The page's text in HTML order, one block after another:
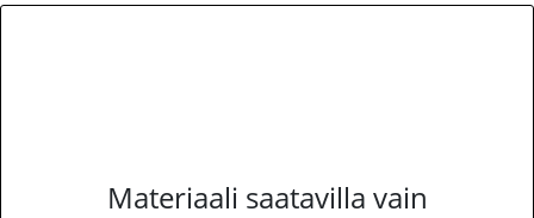
Materiaali saatavilla vain